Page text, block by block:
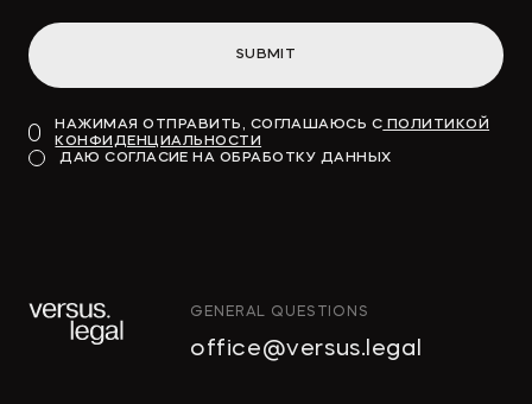
SUBMIT
НАЖИМАЯ ОТПРАВИТЬ, СОГЛАШАЮСЬ С ПОЛИТИКОЙ
КОНФИДЕНЦИАЛЬНОСТИ
ДАЮ СОГЛАСИЕ НА ОБРАБОТКУ ДАННЫХ
GENERAL QUESTIONS
office@versus.legal